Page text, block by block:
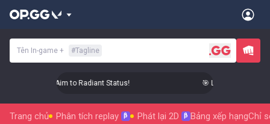
Tên In-game + #Tagline
Level Up Your Aim to Radiant Status! 🎯 Level Up Your
Trang chủ Phân tích replay β Phát lại 2D β Bảng xếp hạngChỉ